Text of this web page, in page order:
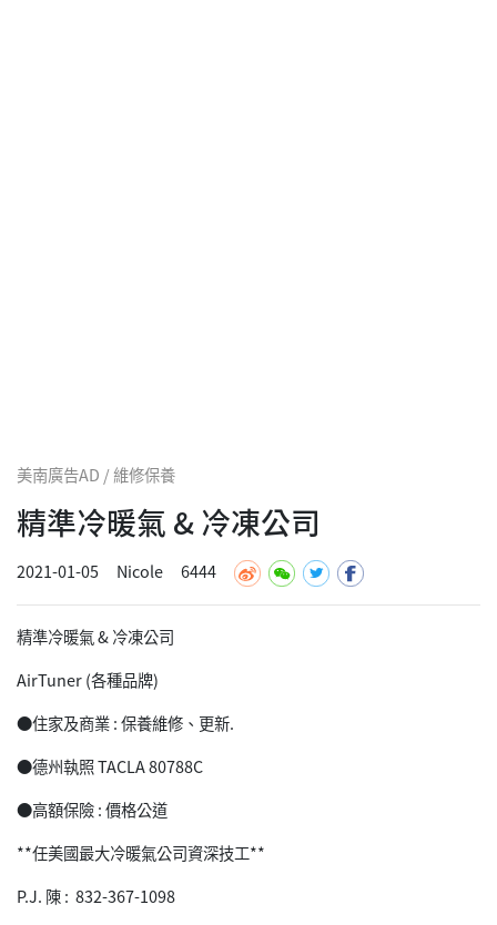
美南廣告AD / 維修保養
精準冷暖氣 & 冷凍公司
2021-01-05 Nicole 6444
精準冷暖氣 & 冷凍公司
AirTuner (各種品牌)
●住家及商業 : 保養維修、更新.
●德州執照 TACLA 80788C
●高額保險 : 價格公道
**任美國最大冷暖氣公司資深技工**
P.J. 陳 : 832-367-1098